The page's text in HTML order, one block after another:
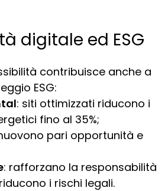
digitale ed ESG
contribuisce anche a
ESG:
: siti ottimizzati riducono i
fino al 35%;
pari opportunità e
: rafforzano la responsabilità
i rischi legali.